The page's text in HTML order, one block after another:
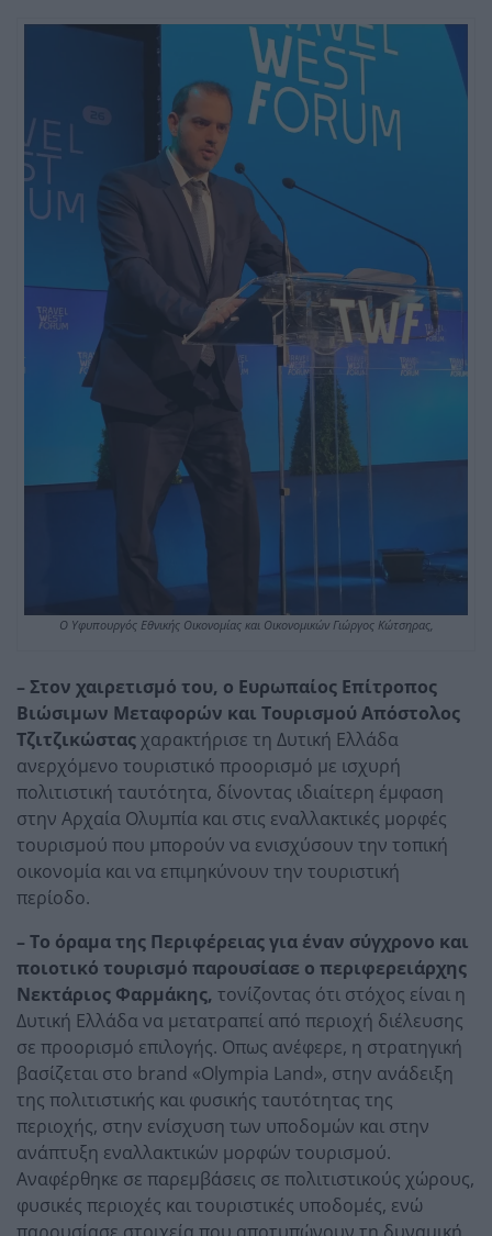
Ο Υφυπουργός Εθνικής Οικονομίας και Οικονομικών Γιώργος Κώτσηρας,
– Στον χαιρετισμό του, ο Ευρωπαίος Επίτροπος
Βιώσιμων Μεταφορών και Τουρισμού Απόστολος
Τζιτζικώσταςχαρακτήρισε τη Δυτική Ελλάδα
ανερχόμενο τουριστικό προορισμό με ισχυρή
πολιτιστική ταυτότητα, δίνοντας ιδιαίτερη έμφαση
στην Αρχαία Ολυμπία και στις εναλλακτικές μορφές
τουρισμού που μπορούν να ενισχύσουν την τοπική
οικονομία και να επιμηκύνουν την τουριστική
περίοδο.
– Το όραμα της Περιφέρειας για έναν σύγχρονο και
ποιοτικό τουρισμό παρουσίασε ο περιφερειάρχης
Νεκτάριος Φαρμάκης, τονίζοντας ότι στόχος είναι η
Δυτική Ελλάδα να μετατραπεί από περιοχή διέλευσης
σε προορισμό επιλογής. Οπως ανέφερε, η στρατηγική
βασίζεται στο brand «Olympia Land», στην ανάδειξη
της πολιτιστικής και φυσικής ταυτότητας της
περιοχής, στην ενίσχυση των υποδομών και στην
ανάπτυξη εναλλακτικών μορφών τουρισμού.
Αναφέρθηκε σε παρεμβάσεις σε πολιτιστικούς χώρους,
φυσικές περιοχές και τουριστικές υποδομές, ενώ